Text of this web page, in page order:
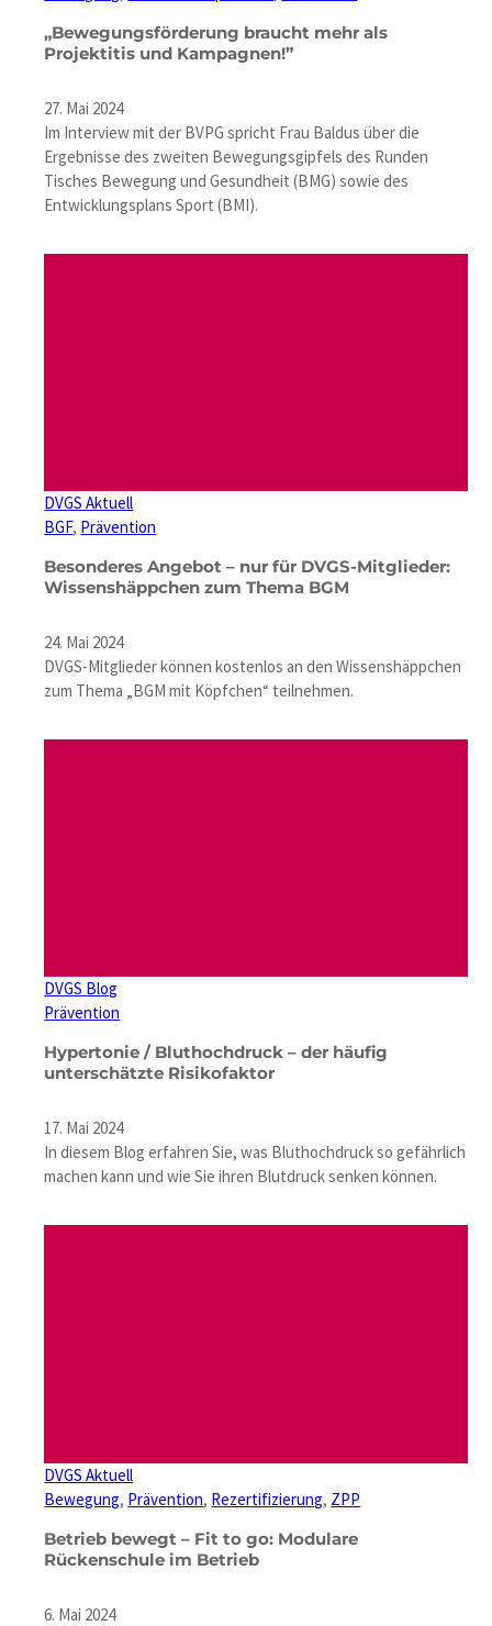
„Bewegungsförderung braucht mehr als
Projektitis und Kampagnen!”
27. Mai 2024
Im Interview mit der BVPG spricht Frau Baldus über die
Ergebnisse des zweiten Bewegungsgipfels des Runden
Tisches Bewegung und Gesundheit (BMG) sowie des
Entwicklungsplans Sport (BMI).
DVGS Aktuell
BGF, Prävention
Besonderes Angebot – nur für DVGS-Mitglieder:
Wissenshäppchen zum Thema BGM
24. Mai 2024
DVGS-Mitglieder können kostenlos an den Wissenshäppchen
zum Thema „BGM mit Köpfchen“ teilnehmen.
DVGS Blog
Prävention
Hypertonie / Bluthochdruck – der häufig
unterschätzte Risikofaktor
17. Mai 2024
In diesem Blog erfahren Sie, was Bluthochdruck so gefährlich
machen kann und wie Sie ihren Blutdruck senken können.
DVGS Aktuell
Bewegung, Prävention, Rezertifizierung, ZPP
Betrieb bewegt – Fit to go: Modulare
Rückenschule im Betrieb
6. Mai 2024